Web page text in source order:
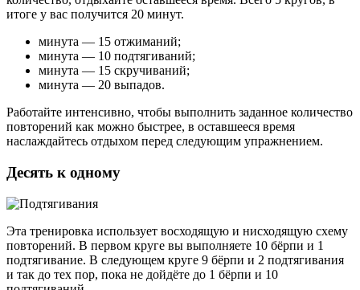
итоге у вас получится 20 минут.
минута — 15 отжиманий;
минута — 10 подтягиваний;
минута — 15 скручиваний;
минута — 20 выпадов.
Работайте интенсивно, чтобы выполнить заданное количество
повторений как можно быстрее, в оставшееся время
наслаждайтесь отдыхом перед следующим упражнением.
Десять к одному
Эта тренировка использует восходящую и нисходящую схему
повторений. В первом круге вы выполняете 10 бёрпи и 1
подтягивание. В следующем круге 9 бёрпи и 2 подтягивания
и так до тех пор, пока не дойдёте до 1 бёрпи и 10